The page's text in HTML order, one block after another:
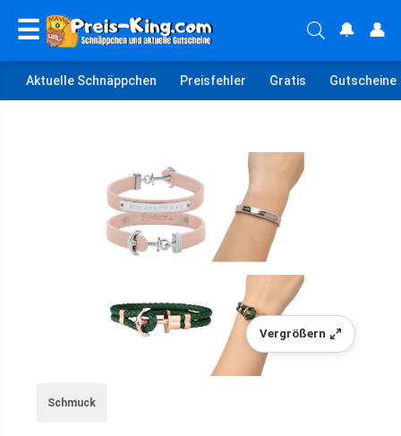
☰ 🔔 👤
Aktuelle Schnäppchen Preisfehler Gratis Gutscheine
Vergrößern
Schmuck